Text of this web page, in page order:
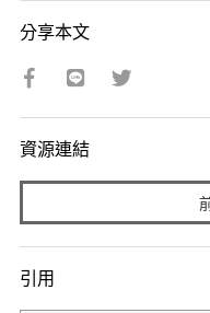
分享本文
資源連結
引用